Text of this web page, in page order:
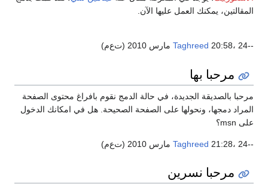
المقالتين، يمكنك العمل عليها الآن.
--
Taghreed 20:58، 24 مارس 2010 (ت‌ع‌م)
مرحبا بها
مرحبا بالصديقة الجديدة، في حالة الدمج نقوم بافراغ محتوى الصفحة
المراد دمجها، ونحولها على الصفحة الصحيحة. هل في امكانك الدخول
على msn؟
--
Taghreed 21:28، 24 مارس 2010 (ت‌ع‌م)
مرحبا نسرين